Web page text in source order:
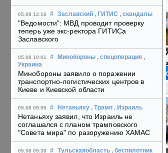
05.08 12:16 # Заславский , ГИТИС , скандалы
"Ведомости": МВД проводит проверку
теперь уже экс-ректора ГИТИСа
Заславского
05.08 10:01 # Минобороны , спецоперация ,
Украина
Минобороны заявило о поражении
транспортно-логистических центров в
Киеве и Киевской области
05.08 09:55 # Нетаньяху , Трамп , Израиль
Нетаньяху заявил, что Израиль не
соглашался с планом трамповского
"Совета мира" по разоружению ХАМАС
05.08 09:38 # Тульскаяобласть , беспилотник